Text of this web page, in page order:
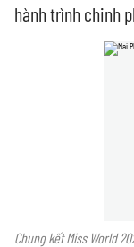
hành trình chinh
Chung kết Miss World